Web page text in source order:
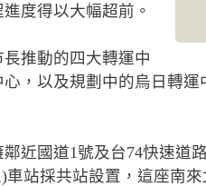
度得以大幅超前。
推動的四大轉運中
，以及規劃中的烏日轉
近國道1號及台74快速道
站採共站設置，這座南